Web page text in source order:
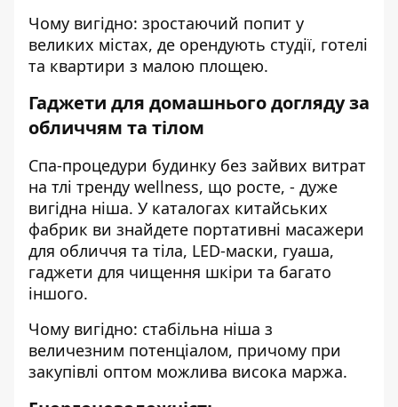
Чому вигідно: зростаючий попит у
великих містах, де орендують студії, готелі
та квартири з малою площею.
Гаджети для домашнього догляду за
обличчям та тілом
Спа-процедури будинку без зайвих витрат
на тлі тренду wellness, що росте, - дуже
вигідна ніша. У каталогах китайських
фабрик ви знайдете портативні масажери
для обличчя та тіла, LED-маски, гуаша,
гаджети для чищення шкіри та багато
іншого.
Чому вигідно: стабільна ніша з
величезним потенціалом, причому при
закупівлі оптом можлива висока маржа.